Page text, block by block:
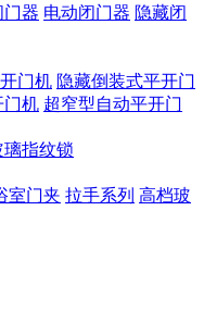
门器 电动闭门器 隐藏闭
门机 隐藏倒装式平开门
门机 超窄型自动平开门
璃指纹锁
室门夹 拉手系列 高档玻